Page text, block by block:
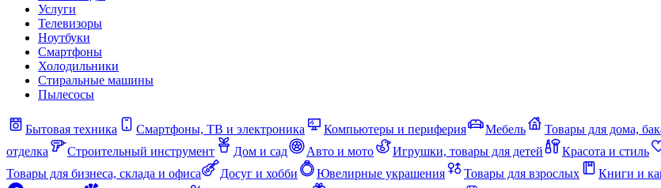
Услуги
Телевизоры
Ноутбуки
Смартфоны
Холодильники
Стиральные машины
Пылесосы
Бытовая техника Смартфоны, ТВ и электроника Компьютеры и периферия Мебель Товары для дома,
отделка
Строительный инструмент Дом и сад Авто и мото Игрушки, товары для детей Красота и стиль
Товары для бизнеса, склада и офиса
Досуг и хобби Ювелирные украшения Товары для взрослых Книги и